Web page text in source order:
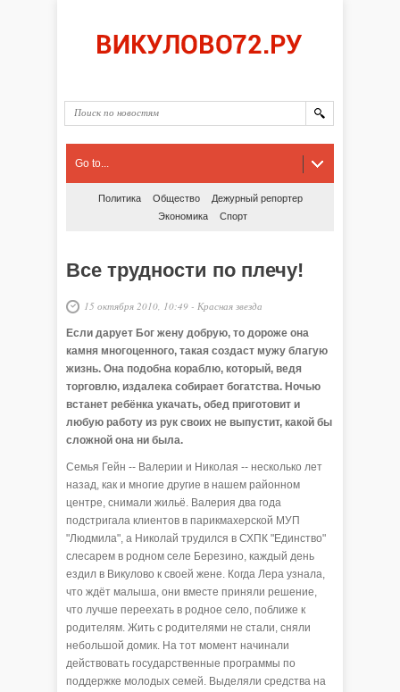
Go to...
Политика Общество
Дежурный репортер
Экономика
Спорт
Все трудности по плечу!
15 октября 2010, 10:49 - Красная звезда
Если дарует Бог жену добрую, то дороже она
камня многоценного, такая создаст мужу благую
жизнь. Она подобна кораблю, который, ведя
торговлю, издалека собирает богатства. Ночью
встанет ребёнка укачать, обед приготовит и
любую работу из рук своих не выпустит, какой бы
сложной она ни была.
Семья Гейн -- Валерии и Николая -- несколько лет
назад, как и многие другие в нашем районном
центре, снимали жильё. Валерия два года
подстригала клиентов в парикмахерской МУП
"Людмила", а Николай трудился в СХПК "Единство"
слесарем в родном селе Березино, каждый день
ездил в Викулово к своей жене. Когда Лера узнала,
что ждёт малыша, они вместе приняли решение,
что лучше переехать в родное село, поближе к
родителям. Жить с родителями не стали, сняли
небольшой домик. На тот момент начинали
действовать государственные программы по
поддержке молодых семей. Выделяли средства на